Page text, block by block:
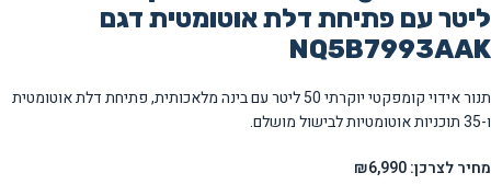
‏ליטר עם פתיחת דלת אוטומטית דגם
NQ5B7993AAK
תנור אידוי קומפקטי יוקרתי 50 ליטר עם בינה מלאכותית, פתיחת דלת אוטומטית
ו-35 תוכניות אוטומטיות לבישול מושלם.
מחיר לצרכן: ₪6,990